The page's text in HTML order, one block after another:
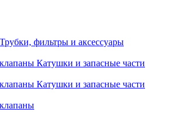
Трубки, фильтры и аксессуары
Катушки и запасные части
Катушки и запасные части